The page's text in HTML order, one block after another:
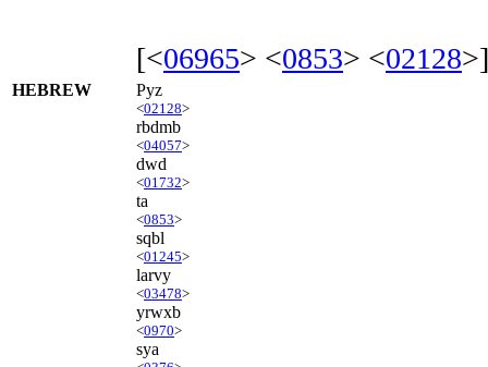
[<06965> <0853> <02128>]
HEBREW Pyz
<02128>
rbdmb
<04057>
dwd
<01732>
ta
<0853>
sqbl
<01245>
larvy
<03478>
yrwxb
<0970>
sya